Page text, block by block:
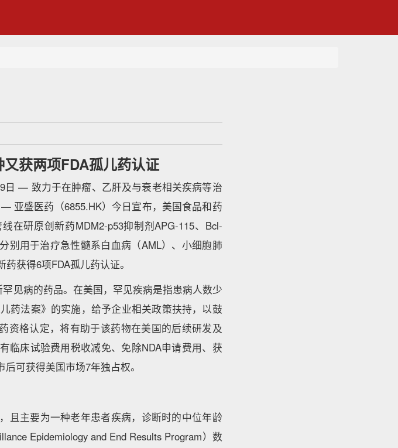
获两项FDA孤儿药认证
日 — 致力于在肿瘤、乙肝及与衰老相关疾病等治
亚盛医药（6855.HK）今日宣布，美国食品和药
在研原创新药MDM2-p53抑制剂APG-115、Bcl-
别用于治疗急性髓系白血病（AML）、小细胞肺
获得6项FDA孤儿药认证。
见病的药品。在美国，罕见疾病是指患病人数少
药法案》的实施，给予企业相关政策扶持，以鼓
资格认定，将有助于该药物在美国的后续研发及
临床试验费用税收减免、免除NDA申请费用、获
可获得美国市场7年独占权。
且主要为一种老年患者疾病，诊断时的中位年龄
Epidemiology and End Results Program）数